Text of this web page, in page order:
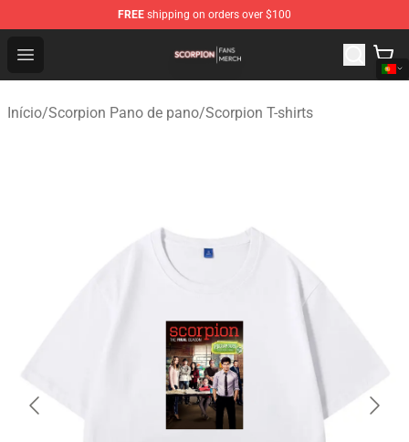
FREE shipping on orders over $100
Open menu
Scorpion Shop - Official Scorpion Merchandise Store
Início/Scorpion Pano de pano/Scorpion T-shirts